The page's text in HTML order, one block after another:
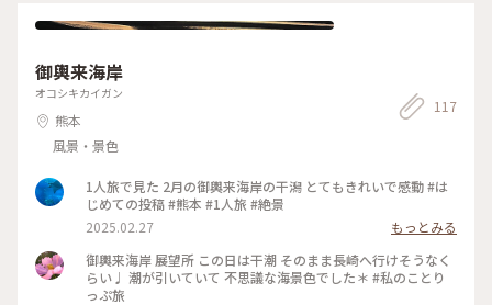
御輿来海岸
オコシキカイガン
熊本
風景・景色
117
1人旅で見た 2月の御輿来海岸の干潟 とてもきれいで感動 #は
じめての投稿 #熊本 #1人旅 #絶景
2025.02.27
もっとみる
御輿来海岸 展望所 この日は干潮 そのまま長崎へ行けそうなく
らい♩ 潮が引いていて 不思議な海景色でした＊ #私のことり
っぷ旅